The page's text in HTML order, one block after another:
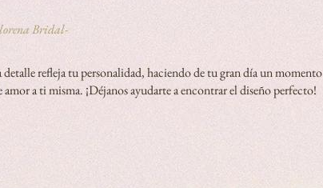
refleja tu personalidad, haciendo de tu gran día un momento
a ti misma. ¡Déjanos ayudarte a encontrar el diseño perfecto!
Bridal-